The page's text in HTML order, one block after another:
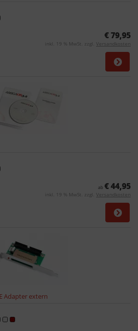
€ 79,95
inkl. 19 % MwSt. zzgl. Versandkosten
ab € 44,95
inkl. 19 % MwSt. zzgl. Versandkosten
Adapter extern